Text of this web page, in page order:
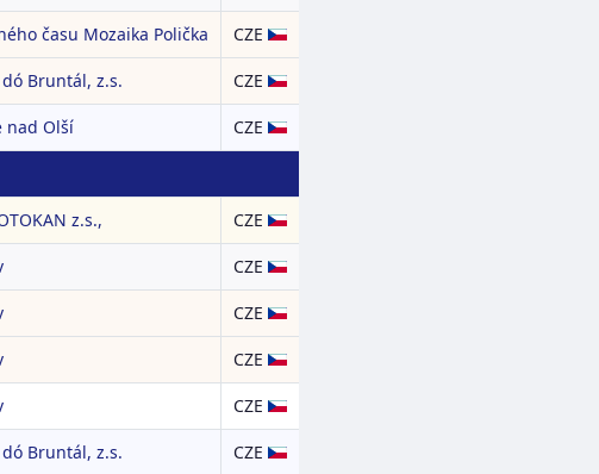
času Mozaika Polička CZE
Bruntál, z.s. CZE
nad Olší CZE
z.s., CZE
CZE
CZE
CZE
CZE
Bruntál, z.s. CZE